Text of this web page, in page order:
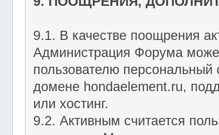
9.1. В качестве поощрения
Администрация Форума
пользователю персональный
домене hondaelement.ru,
или хостинг.
9.2. Активным считается